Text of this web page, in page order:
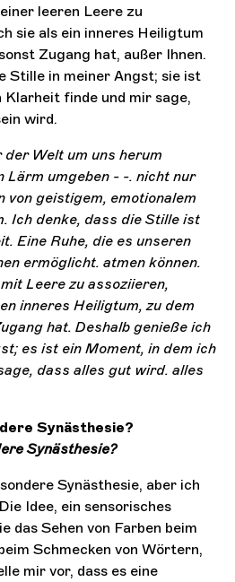
leeren Leere zu
sie als ein inneres Heiligtum
Zugang hat, außer Ihnen.
Stille in meiner Angst; sie ist
Klarheit finde und mir sage,
wird.
Welt um uns herum
Lärm umgeben - -. nicht nur
von geistigem, emotionalem
Ich denke, dass dieStille ist
Eine Ruhe, die es unseren
ermöglicht. atmen können.
Leere zu assoziieren,
inneres Heiligtum, zu dem
hat. Deshalb genieße ich
es ist ein Moment, in dem ich
dass alles gut wird. alles
Synästhesie?
Synästhesie?
Synästhesie, aber ich
Idee, ein sensorisches
das Sehen von Farben beim
Schmecken von Wörtern,
mir vor, dass es eine